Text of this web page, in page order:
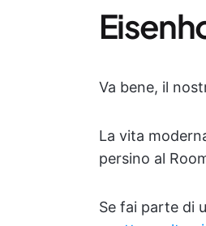
Va bene, il
La vita
persino al
Se fai parte di